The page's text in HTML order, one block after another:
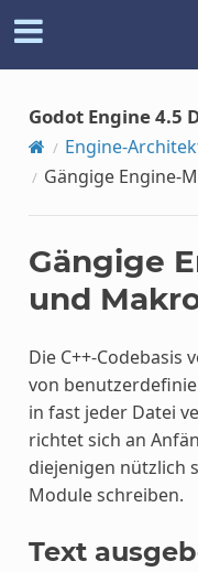
Godot Engine 4.5
Engine-
Gängige Engine-
Gängige
und
Die C++-
von
in fast jeder Datei
richtet sich an
diejenigen nützlich
Module schreiben.
Text